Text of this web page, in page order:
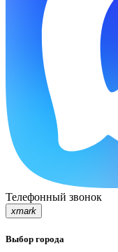
Телефонный звонок
xmark
Выбор города